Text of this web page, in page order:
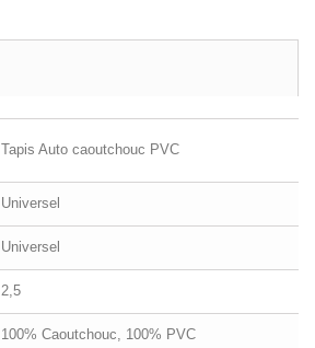
Tapis Auto caoutchouc PVC
Universel
Universel
2,5
100% Caoutchouc, 100% PVC